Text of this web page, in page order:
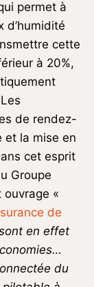
permet à
d’humidité
cette
à 20%,
de rendez-
et la mise en
cet esprit
Groupe
«
de
en effet
du